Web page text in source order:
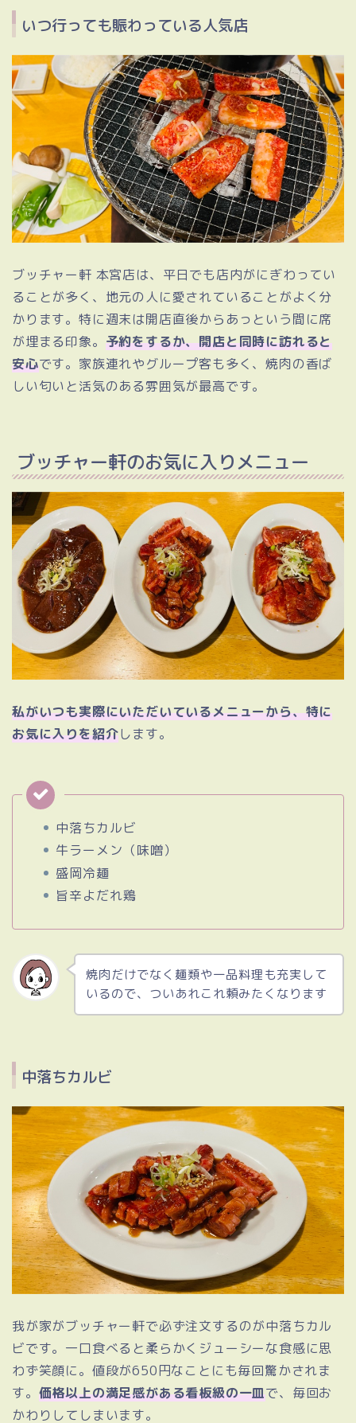
いつ行っても賑わっている人気店
ブッチャー軒 本宮店は、平日でも店内がにぎわってい
ることが多く、地元の人に愛されていることがよく分
かります。特に週末は開店直後からあっという間に席
が埋まる印象。 予約をするか、開店と同時に訪れると
安心です。家族連れやグループ客も多く、焼肉の香ば
しい匂いと活気のある雰囲気が最高です。
ブッチャー軒のお気に入りメニュー
私がいつも実際にいただいているメニューから、特に
お気に入りを紹介します。
中落ちカルビ
牛ラーメン（味噌）
盛岡冷麺
旨辛よだれ鶏
焼肉だけでなく麺類や一品料理も充実して
いるので、ついあれこれ頼みたくなります
中落ちカルビ
我が家がブッチャー軒で必ず注文するのが中落ちカル
ビです。一口食べると柔らかくジューシーな食感に思
わず笑顔に。値段が650円なことにも毎回驚かされま
す。 価格以上の満足感がある看板級の一皿で、毎回お
かわりしてしまいます。